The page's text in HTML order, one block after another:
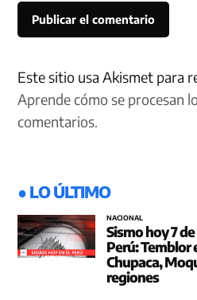
Este sitio usa Akismet para
Aprende cómo se procesan
comentarios.
● LO ÚLTIMO
NACIONAL
Sismo hoy 7
Perú: Temblor
Chupaca,
regiones